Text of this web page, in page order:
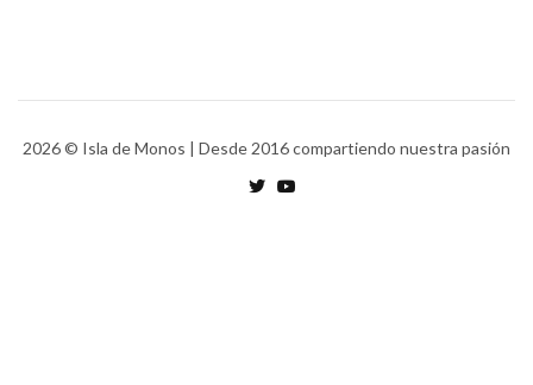
2026© Isla de Monos | Desde 2016 compartiendo nuestra pasión